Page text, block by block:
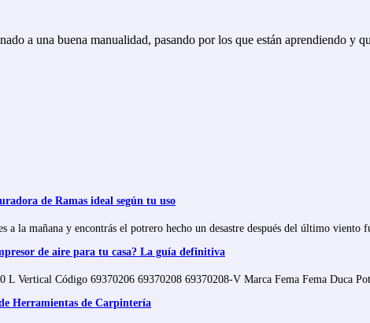
a una buena manualidad, pasando por los que están aprendiendo y
de Ramas ideal según tu uso
a la mañana y encontrás el potrero hecho un desastre después del último viento
de aire para tu casa? La guía definitiva
L Vertical Código 69370206 69370208 69370208-V Marca Fema Fema Duca
Herramientas de Carpintería